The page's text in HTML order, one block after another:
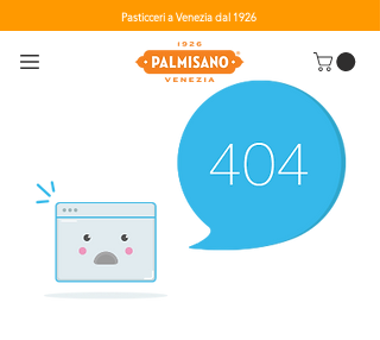
Pasticceri a Venezia dal 1926